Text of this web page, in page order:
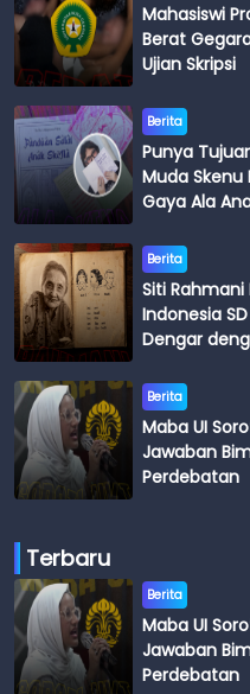
Mahasiswi
Berat
Ujian Skripsi
Berita
Punya
Muda Skenu
Gaya Ala
Berita
Siti Rahmani
Indonesia
Dengar
Berita
Maba UI
Jawaban
Perdebatan
Terbaru
Berita
Maba UI
Jawaban
Perdebatan